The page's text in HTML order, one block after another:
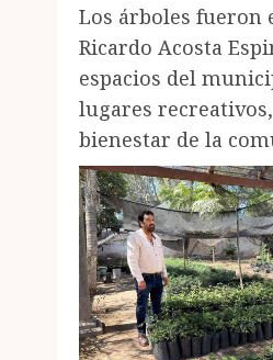
Los árboles fueron
Ricardo Acosta
espacios del
lugares
bienestar de la